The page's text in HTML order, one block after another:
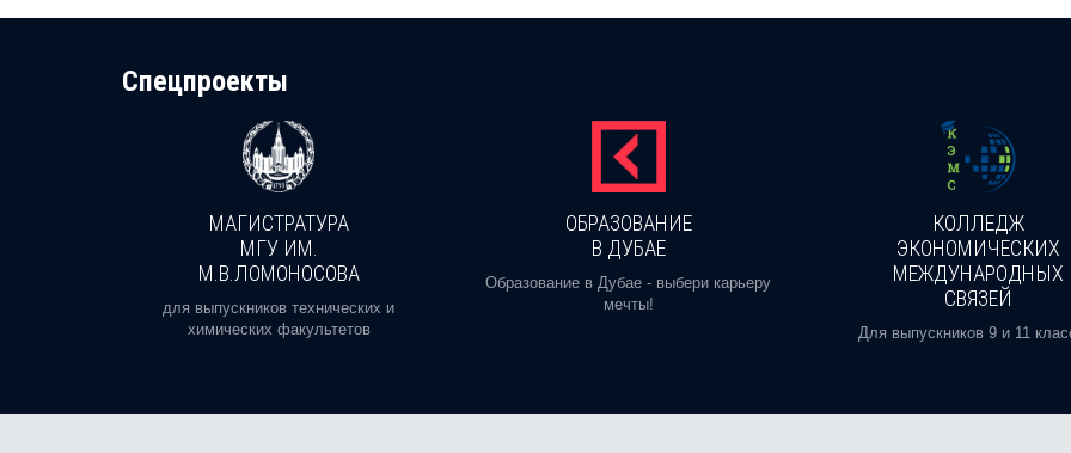
Cпецпроекты
МАГИСТРАТУРА
МГУ ИМ.
М.В.ЛОМОНОСОВА
для выпускников технических и
химических факультетов
ОБРАЗОВАНИЕ
В ДУБАЕ
Образование в Дубае - выбери карьеру
мечты!
КОЛЛЕДЖ
ЭКОНОМИЧЕСКИХ
МЕЖДУНАРОДНЫХ
СВЯЗЕЙ
Для выпускников 9 и 11